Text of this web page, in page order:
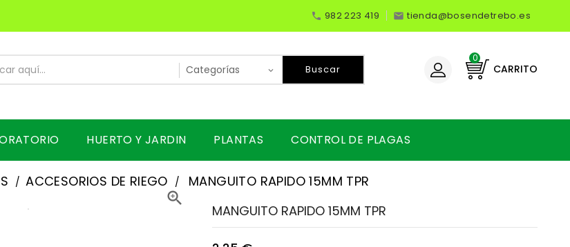
 982 223 419  tienda@bosendetrebo.es
CARRITO
0
Buscar
HUERTO Y JARDIN PLANTAS CONTROL DE PLAGAS
ACCESORIOS DE RIEGO MANGUITO RAPIDO 15MM TPR

MANGUITO RAPIDO 15MM TPR